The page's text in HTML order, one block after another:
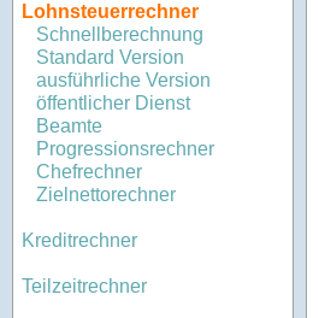
Lohnsteuerrechner
Schnellberechnung
Standard Version
ausführliche Version
öffentlicher Dienst
Beamte
Progressionsrechner
Chefrechner
Zielnettorechner
Kreditrechner
Teilzeitrechner